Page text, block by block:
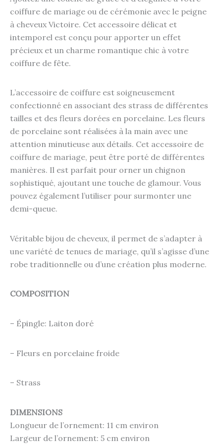
coiffure de mariage ou de cérémonie avec le peigne
à cheveux Victoire. Cet accessoire délicat et
intemporel est conçu pour apporter un effet
précieux et un charme romantique chic à votre
coiffure de fête.
L’accessoire de coiffure est soigneusement
confectionné en associant des strass de différentes
tailles et des fleurs dorées en porcelaine. Les fleurs
de porcelaine sont réalisées à la main avec une
attention minutieuse aux détails. Cet accessoire de
coiffure de mariage, peut être porté de différentes
manières. Il est parfait pour orner un chignon
sophistiqué, ajoutant une touche de glamour. Vous
pouvez également l’utiliser pour surmonter une
demi-queue.
Véritable bijou de cheveux, il permet de s’adapter à
une variété de tenues de mariage, qu’il s’agisse d’une
robe traditionnelle ou d’une création plus moderne.
COMPOSITION
– Épingle: Laiton doré
– Fleurs en porcelaine froide
– Strass
DIMENSIONS
Longueur de l’ornement: 11 cm environ
Largeur de l’ornement: 5 cm environ